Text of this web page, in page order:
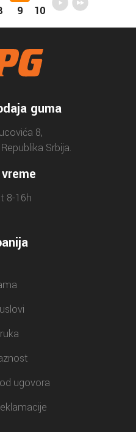
9 10
guma
8,
Srbija.
8-16h
ugovora